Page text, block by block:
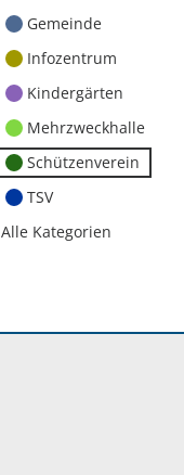
Gemeinde
Infozentrum
Kindergärten
Mehrzweckhalle
Schützenverein
TSV
Alle Kategorien